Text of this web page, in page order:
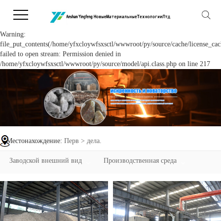
Warning:
file_put_contents(/home/yfxcloywfsxsctl/wwwroot/py/source/cache/
failed to open stream: Permission denied in
/home/yfxcloywfsxsctl/wwwroot/py/source/model/api.class.php on line 217
Местонахождение: Перв > дела.
Заводской внешний вид Производственная среда